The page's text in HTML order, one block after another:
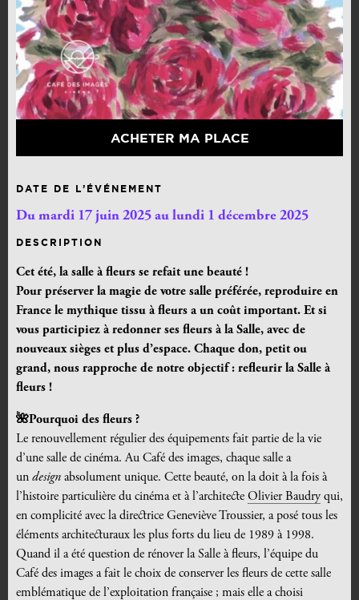
ACHETER MA PLACE
DATE DE L’ÉVÉNEMENT
Du mardi 17 juin 2025 au lundi 1 décembre 2025
DESCRIPTION
Cet été, la salle à fleurs se refait une beauté !
Pour préserver la magie de votre salle préférée, reproduire en
France le mythique tissu à fleurs a un coût important. Et si
vous participiez à redonner ses fleurs à la Salle, avec de
nouveaux sièges et plus d’espace. Chaque don, petit ou
grand, nous rapproche de notre objectif : refleurir la Salle à
fleurs !
🌺Pourquoi des fleurs ?
Le renouvellement régulier des équipements fait partie de la vie
d’une salle de cinéma. Au Café des images, chaque salle a
un design absolument unique. Cette beauté, on la doit à la fois à
l’histoire particulière du cinéma et à l’architecte Olivier Baudry qui,
en complicité avec la directrice Geneviève Troussier, a posé tous les
éléments architecturaux les plus forts du lieu de 1989 à 1998.
Quand il a été question de rénover la Salle à fleurs, l’équipe du
Café des images a fait le choix de conserver les fleurs de cette salle
emblématique de l’exploitation française ; mais elle a choisi